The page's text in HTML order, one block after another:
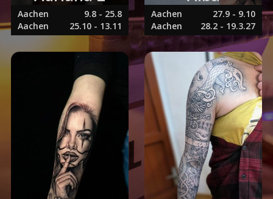
Aachen
9.8 - 25.8
Aachen
25.10 - 13.11
Aachen
27.9 - 9.10
Aachen
28.2 - 19.3.27